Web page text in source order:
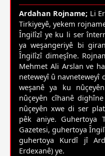
Ardahan Rojname; Li
Tirkiyeyê, yekem
Îngilîzî ye ku li ser
ya weşangeriyê bi
Îngilîzî dimeşîne.
Mehmet Ali Arslan ve
neteweyî û navneteweyî
weşanê ya ku
nûçeyên cîhanê
nûçeyên xwe di ser
pêk aniye. Guhertoya
Gazetesi, guhertoya
guhertoya Kurdî jî
Erdexanê) ye.